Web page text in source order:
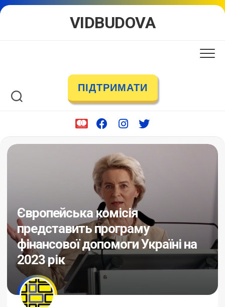
Skip
VIDBUDOVA
ПІДТРИМАТИ
Європейська комісія
представить програму
фінансової допомоги Україні на
2023 рік